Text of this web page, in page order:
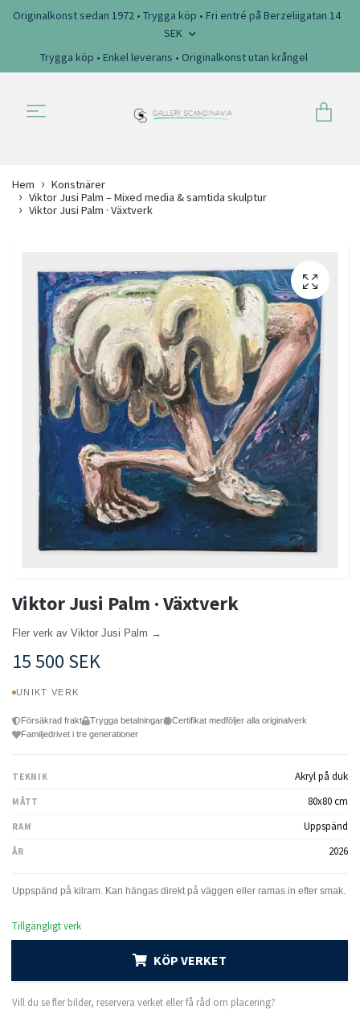
Originalkonst sedan 1972 • Trygga köp • Fri entré på Berzeliigatan 14
SEK
Trygga köp • Enkel leverans • Originalkonst utan krångel
Hem
Konstnärer
Viktor Jusi Palm – Mixed media & samtida skulptur
Viktor Jusi Palm · Växtverk
Viktor Jusi Palm · Växtverk
Fler verk av Viktor Jusi Palm →
15 500 SEK
UNIKT VERK
Försäkrad frakt Trygga betalningar
Certifikat medföljer alla originalverk
Familjedrivet i tre generationer
TEKNIK Akryl på duk
MÅTT 80x80 cm
RAM Uppspänd
ÅR 2026
Tillgängligt verk
KÖP VERKET
Vill du se fler bilder, reservera verket eller få råd om placering?